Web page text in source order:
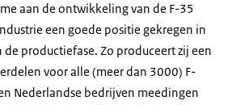
aan de ontwikkeling van de F-35
een goede positie gekregen in
productiefase. Zo produceert zij een
voor alle (meer dan 3000) F-
Nederlandse bedrijven meedingen